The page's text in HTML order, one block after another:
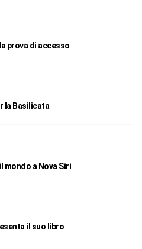
prova di accesso
la Basilicata
mondo a Nova Siri
il suo libro